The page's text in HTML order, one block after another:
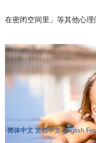
在密闭空间里」等其他心理
简体中文 繁體中文 English